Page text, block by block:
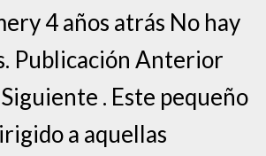
4 años atrás No hay
Publicación Anterior
. Este pequeño
a aquellas